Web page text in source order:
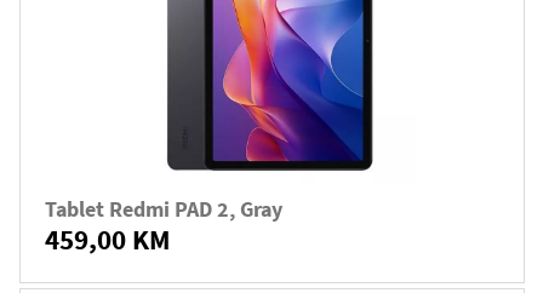
Tablet Redmi PAD 2, Gray
459,00 KM